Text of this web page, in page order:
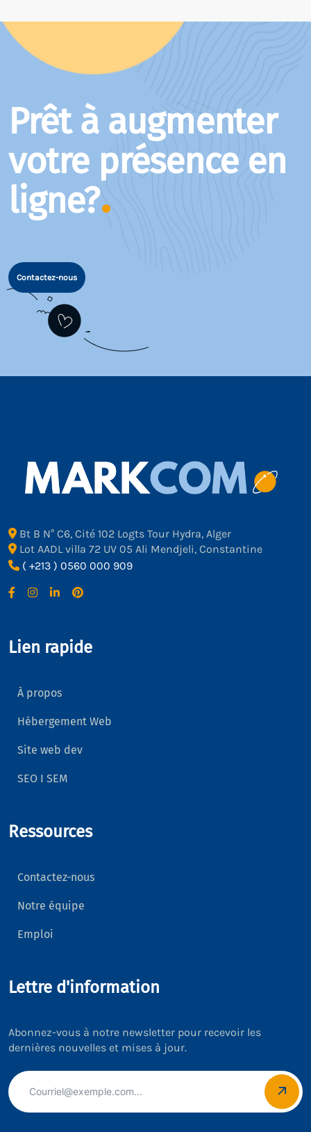
Prêt à augmenter
votre présence en
ligne?
Contactez-nous
Bt B N° C6, Cité 102 Logts Tour Hydra, Alger
Lot AADL villa 72 UV 05 Ali Mendjeli, Constantine
( +213 ) 0560 000 909
Lien rapide
À propos
Hébergement Web
Site web dev
SEO I SEM
Ressources
Contactez-nous
Notre équipe
Emploi
Lettre d'information
Abonnez-vous à notre newsletter pour recevoir les
dernières nouvelles et mises à jour.